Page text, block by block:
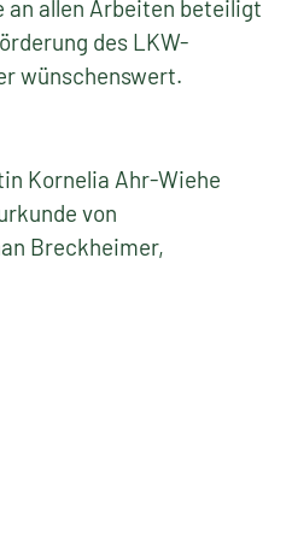
allen Arbeiten beteiligt
des LKW-
wünschenswert.
Kornelia Ahr-Wiehe
von
Breckheimer,